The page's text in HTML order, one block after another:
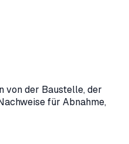
von der Baustelle, der
für Abnahme,